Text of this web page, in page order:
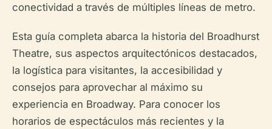
conectividad a través de múltiples líneas de metro.
Esta guía completa abarca la historia del Broadhurst
Theatre, sus aspectos arquitectónicos destacados,
la logística para visitantes, la accesibilidad y
consejos para aprovechar al máximo su
experiencia en Broadway. Para conocer los
horarios de espectáculos más recientes y la